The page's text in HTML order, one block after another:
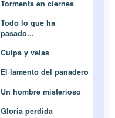
Tormenta en ciernes
Todo lo que ha
pasado...
Culpa y velas
El lamento del panadero
Un hombre misterioso
Gloria perdida